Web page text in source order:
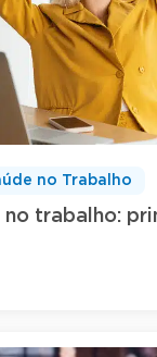
no trabalho:
no Trabalho